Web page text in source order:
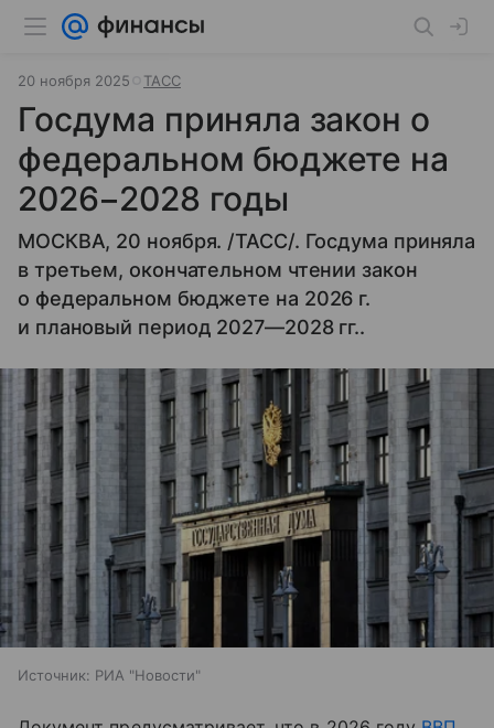
20 ноября 2025 ТАСС
Госдума приняла закон о
федеральном бюджете на
2026−2028 годы
МОСКВА, 20 ноября. /ТАСС/. Госдума приняла
в третьем, окончательном чтении закон
о федеральном бюджете на 2026 г.
и плановый период 2027—2028 гг..
Источник: РИА "Новости"